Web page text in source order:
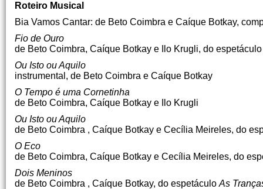
Roteiro Musical
Bia Vamos Cantar: de Beto Coimbra e Caíque Botkay,
Fio de Ouro
de Beto Coimbra, Caíque Botkay e Ilo Krugli, do
Ou Isto ou Aquilo
instrumental, de Beto Coimbra e Caíque Botkay
O Tempo é uma Cornetinha
de Beto Coimbra, Caíque Botkay e Ilo Krugli
Ou Isto ou Aquilo
de Beto Coimbra , Caíque Botkay e Cecília Meireles, do
O Eco
de Beto Coimbra, Caíque Botkay e Cecília Meireles, do
Dois Meninos
de Beto Coimbra , Caíque Botkay, do espetáculo As